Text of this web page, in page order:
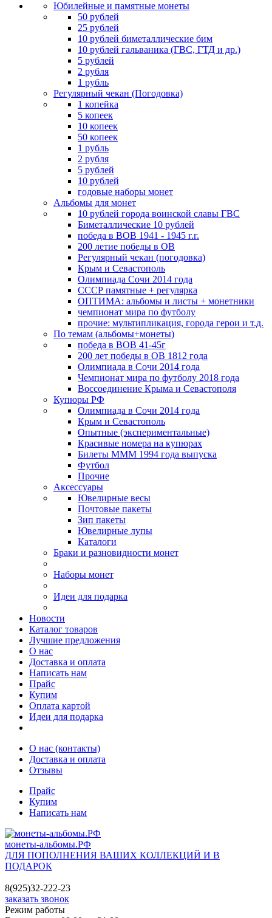
Юбилейные и памятные монеты
50 рублей
25 рублей
10 рублей биметаллические бим
10 рублей гальваника (ГВС, ГТД и др.)
5 рублей
2 рубля
1 рубль
Регулярный чекан (Погодовка)
1 копейка
5 копеек
10 копеек
50 копеек
1 рубль
2 рубля
5 рублей
10 рублей
годовые наборы монет
Альбомы для монет
10 рублей города воинской славы ГВС
Биметаллические 10 рублей
победа в ВОВ 1941 - 1945 г.г.
200 летие победы в ОВ
Регулярный чекан (погодовка)
Крым и Севастополь
Олимпиада Сочи 2014 года
СССР памятные + регулярка
ОПТИМА: альбомы и листы + монетники
чемпионат мира по футболу
прочие: мультипликация, города герои и т.д.
По темам (альбомы+монеты)
победа в ВОВ 41-45г
200 лет победы в ОВ 1812 года
Олимпиада в Сочи 2014 года
Чемпионат мира по футболу 2018 года
Воссоединение Крыма и Севастополя
Купюры РФ
Олимпиада в Сочи 2014 года
Крым и Севастополь
Опытные (экспериментальные)
Красивые номера на купюрах
Билеты МММ 1994 года выпуска
Футбол
Прочие
Аксессуары
Ювелирные весы
Почтовые пакеты
Зип пакеты
Ювелирные лупы
Каталоги
Браки и разновидности монет
Наборы монет
Идеи для подарка
Новости
Каталог товаров
Лучшие предложения
О нас
Доставка и оплата
Написать нам
Прайс
Купим
Оплата картой
Идеи для подарка
О нас (контакты)
Доставка и оплата
Отзывы
Прайс
Купим
Написать нам
монеты-альбомы.РФ
ДЛЯ ПОПОЛНЕНИЯ ВАШИХ КОЛЛЕКЦИЙ И В
ПОДАРОК
8(925)32-222-23
заказать звонок
Режим работы